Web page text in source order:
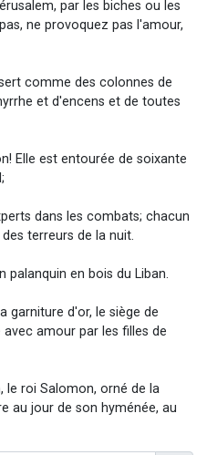
par les biches ou les
ne provoquez pas l'amour,
comme des colonnes de
et d'encens et de toutes
Elle est entourée de soixante
dans les combats; chacun
terreurs de la nuit.
en bois du Liban.
garniture d'or, le siège de
amour par les filles de
le roi Salomon, orné de la
au jour de son hyménée, au